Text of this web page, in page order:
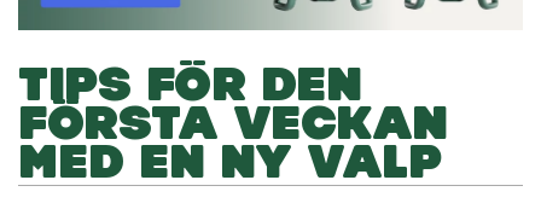
TIPS FÖR DEN
FÖRSTA VECKAN
MED EN NY VALP